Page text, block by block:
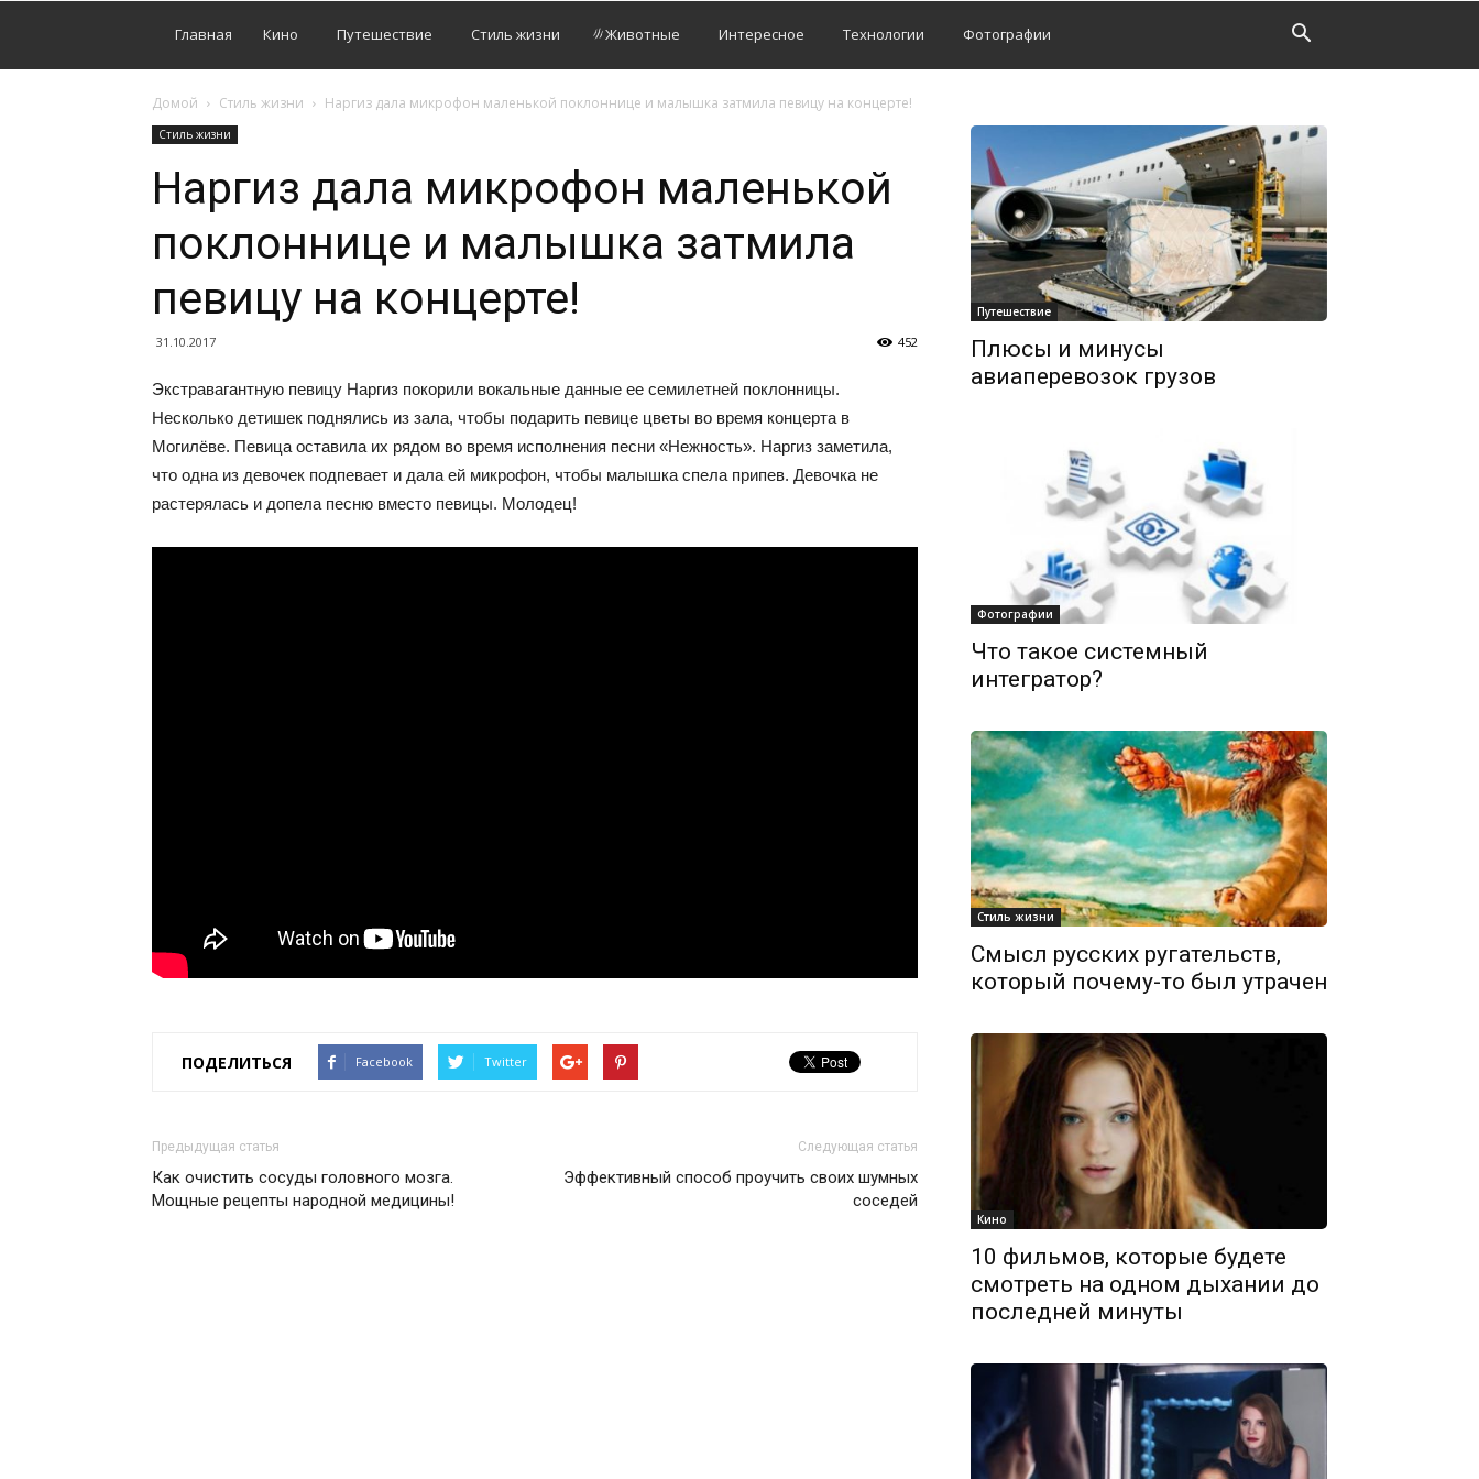
Главная Кино Путешествие Стиль жизни Животные Интересное Технологии Фотографии
Домой Стиль жизни Наргиз дала микрофон маленькой поклоннице и малышка затмила певицу на концерте!
Стиль жизни
Наргиз дала микрофон маленькой
поклоннице и малышка затмила
певицу на концерте!
31.10.2017 452
Экстравагантную певицу Наргиз покорили вокальные данные ее семилетней поклонницы.
Несколько детишек поднялись из зала, чтобы подарить певице цветы во время концерта в
Могилёве. Певица оставила их рядом во время исполнения песни «Нежность». Наргиз заметила,
что одна из девочек подпевает и дала ей микрофон, чтобы малышка спела припев. Девочка не
растерялась и допела песню вместо певицы. Молодец!
ПОДЕЛИТЬСЯ Facebook Twitter
Предыдущая статья
Как очистить сосуды головного мозга.
Мощные рецепты народной медицины!
Следующая статья
Эффективный способ проучить своих шумных
соседей
Путешествие
Плюсы и минусы
авиаперевозок грузов
Фотографии
Что такое системный
интегратор?
Стиль жизни
Смысл русских ругательств,
который почему-то был утрачен
Кино
10 фильмов, которые будете
смотреть на одном дыхании до
последней минуты